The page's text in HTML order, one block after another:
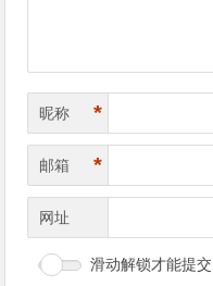
昵称 *
邮箱 *
网址
滑动解锁才能提交